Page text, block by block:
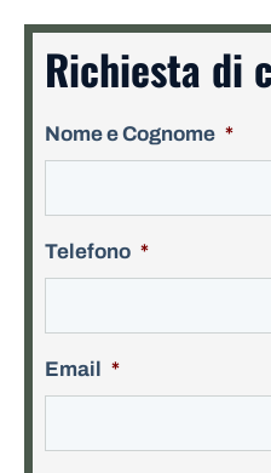
Richiesta di
Nome e Cognome *
Telefono *
Email *